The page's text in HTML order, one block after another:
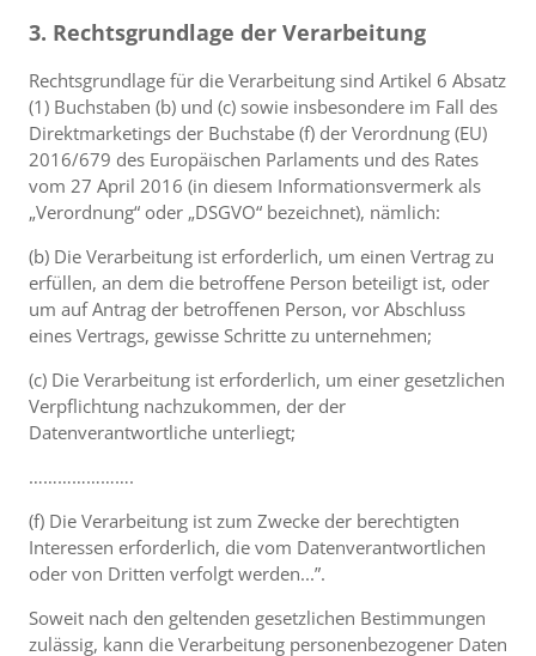
3. Rechtsgrundlage der Verarbeitung
Rechtsgrundlage für die Verarbeitung sind Artikel 6 Absatz
(1) Buchstaben (b) und (c) sowie insbesondere im Fall des
Direktmarketings der Buchstabe (f) der Verordnung (EU)
2016/679 des Europäischen Parlaments und des Rates
vom 27 April 2016 (in diesem Informationsvermerk als
„Verordnung“ oder „DSGVO“ bezeichnet), nämlich:
(b) Die Verarbeitung ist erforderlich, um einen Vertrag zu
erfüllen, an dem die betroffene Person beteiligt ist, oder
um auf Antrag der betroffenen Person, vor Abschluss
eines Vertrags, gewisse Schritte zu unternehmen;
(c) Die Verarbeitung ist erforderlich, um einer gesetzlichen
Verpflichtung nachzukommen, der der
Datenverantwortliche unterliegt;
………………….
(f) Die Verarbeitung ist zum Zwecke der berechtigten
Interessen erforderlich, die vom Datenverantwortlichen
oder von Dritten verfolgt werden...”.
Soweit nach den geltenden gesetzlichen Bestimmungen
zulässig, kann die Verarbeitung personenbezogener Daten